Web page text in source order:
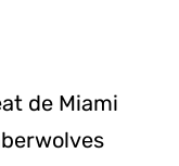
de Miami